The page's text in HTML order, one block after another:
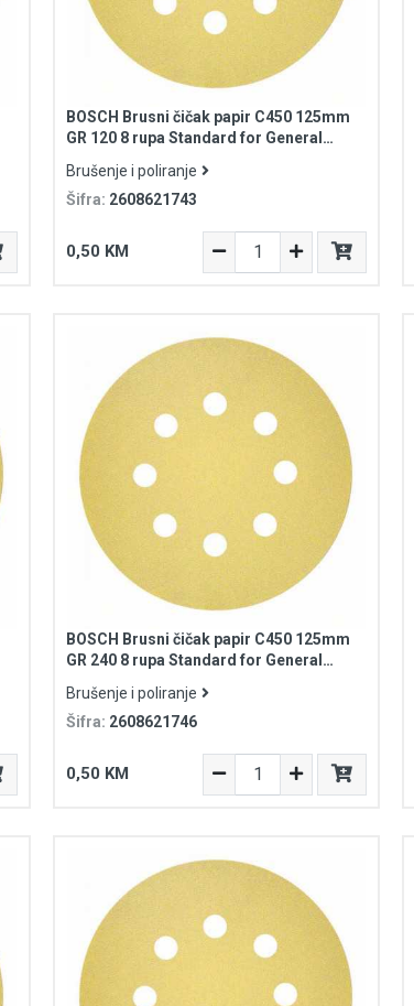
BOSCH Brusni čičak papir C450 125mm
GR 120 8 rupa Standard for General
Brušenje i poliranje
Šifra: 2608621743
0,50 KM
BOSCH Brusni čičak papir C450 125mm
GR 240 8 rupa Standard for General
Brušenje i poliranje
Šifra: 2608621746
0,50 KM